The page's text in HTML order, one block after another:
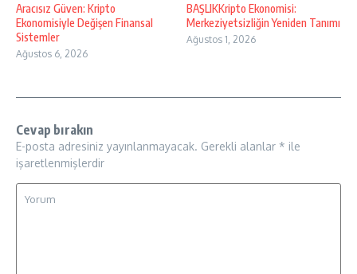
Aracısız Güven: Kripto
Ekonomisiyle Değişen Finansal
Sistemler
Ağustos 6, 2026
BAŞLIKKripto Ekonomisi:
Merkeziyetsizliğin Yeniden Tanımı
Ağustos 1, 2026
Cevap bırakın
E-posta adresiniz yayınlanmayacak. Gerekli alanlar * ile
işaretlenmişlerdir